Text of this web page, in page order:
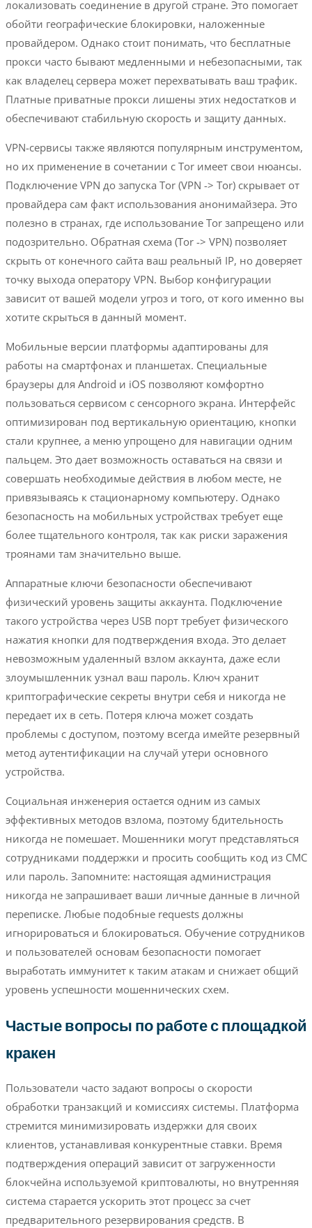
локализовать соединение в другой стране. Это помогает
обойти географические блокировки, наложенные
провайдером. Однако стоит понимать, что бесплатные
прокси часто бывают медленными и небезопасными, так
как владелец сервера может перехватывать ваш трафик.
Платные приватные прокси лишены этих недостатков и
обеспечивают стабильную скорость и защиту данных.
VPN-сервисы также являются популярным инструментом,
но их применение в сочетании с Tor имеет свои нюансы.
Подключение VPN до запуска Tor (VPN -> Tor) скрывает от
провайдера сам факт использования анонимайзера. Это
полезно в странах, где использование Tor запрещено или
подозрительно. Обратная схема (Tor -> VPN) позволяет
скрыть от конечного сайта ваш реальный IP, но доверяет
точку выхода оператору VPN. Выбор конфигурации
зависит от вашей модели угроз и того, от кого именно вы
хотите скрыться в данный момент.
Мобильные версии платформы адаптированы для
работы на смартфонах и планшетах. Специальные
браузеры для Android и iOS позволяют комфортно
пользоваться сервисом с сенсорного экрана. Интерфейс
оптимизирован под вертикальную ориентацию, кнопки
стали крупнее, а меню упрощено для навигации одним
пальцем. Это дает возможность оставаться на связи и
совершать необходимые действия в любом месте, не
привязываясь к стационарному компьютеру. Однако
безопасность на мобильных устройствах требует еще
более тщательного контроля, так как риски заражения
троянами там значительно выше.
Аппаратные ключи безопасности обеспечивают
физический уровень защиты аккаунта. Подключение
такого устройства через USB порт требует физического
нажатия кнопки для подтверждения входа. Это делает
невозможным удаленный взлом аккаунта, даже если
злоумышленник узнал ваш пароль. Ключ хранит
криптографические секреты внутри себя и никогда не
передает их в сеть. Потеря ключа может создать
проблемы с доступом, поэтому всегда имейте резервный
метод аутентификации на случай утери основного
устройства.
Социальная инженерия остается одним из самых
эффективных методов взлома, поэтому бдительность
никогда не помешает. Мошенники могут представляться
сотрудниками поддержки и просить сообщить код из СМС
или пароль. Запомните: настоящая администрация
никогда не запрашивает ваши личные данные в личной
переписке. Любые подобные requests должны
игнорироваться и блокироваться. Обучение сотрудников
и пользователей основам безопасности помогает
выработать иммунитет к таким атакам и снижает общий
уровень успешности мошеннических схем.
Частые вопросы по работе с площадкой
кракен
Пользователи часто задают вопросы о скорости
обработки транзакций и комиссиях системы. Платформа
стремится минимизировать издержки для своих
клиентов, устанавливая конкурентные ставки. Время
подтверждения операций зависит от загруженности
блокчейна используемой криптовалюты, но внутренняя
система старается ускорить этот процесс за счет
предварительного резервирования средств. В